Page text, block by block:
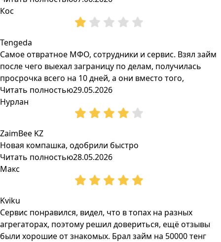
Кос
Tengeda
Самое отвратное МФО, сотрудники и сервис. Взял займ
после чего выехал заграницу по делам, получилась
просрочка всего на 10 дней, а они вместо того,
Читать полностью29.05.2026
Нурлан
ZaimBee KZ
Новая компашка, одобрили быстро
Читать полностью28.05.2026
Макс
Kviku
Сервис понравился, видел, что в топах на разных
агрегаторах, поэтому решил довериться, ещё отзывы
были хорошие от знакомых. Брал займ на 50000 тенг